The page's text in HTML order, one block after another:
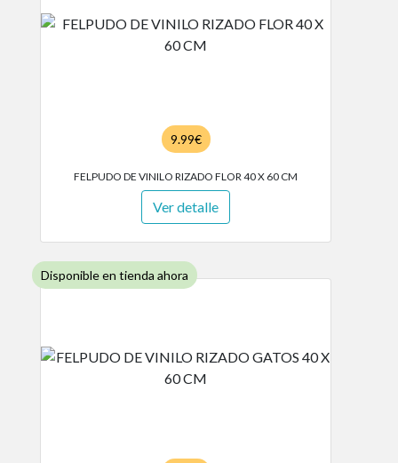
9.99€
FELPUDO DE VINILO RIZADO FLOR 40 X 60 CM
Ver detalle
Disponible en tienda ahora